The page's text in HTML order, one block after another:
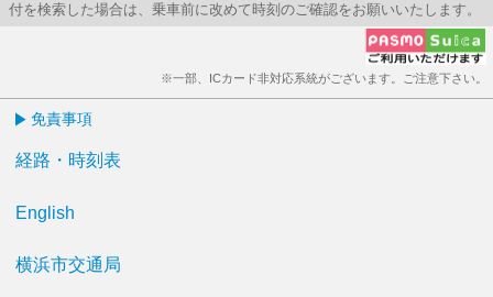
付を検索した場合は、乗車前に改めて時刻のご確認をお願いいたします。
※一部、ICカード非対応系統がございます。ご注意下さい。
免責事項
経路・時刻表
English
横浜市交通局